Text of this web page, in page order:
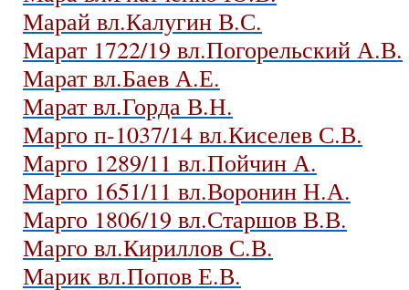
Марай вл.Калугин В.С.
Марат 1722/19 вл.Погорельский А.В.
Марат вл.Баев А.Е.
Марат вл.Горда В.Н.
Марго п-1037/14 вл.Киселев С.В.
Марго 1289/11 вл.Пойчин А.
Марго 1651/11 вл.Воронин Н.А.
Марго 1806/19 вл.Старшов В.В.
Марго вл.Кириллов С.В.
Марик вл.Попов Е.В.